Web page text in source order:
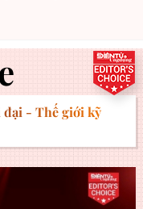
- Thế giới kỹ